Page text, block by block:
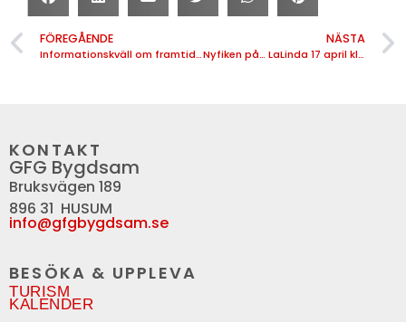
FÖREGÅENDE
Informationskväll om framtida satsningar
NÄSTA
Nyfiken på… LaLinda 17 april kl 18.30
KONTAKT
GFG Bygdsam
Bruksvägen 189
896 31 HUSUM
info@gfgbygdsam.se
BESÖKA & UPPLEVA
TURISM
KALENDER